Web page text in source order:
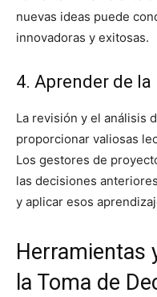
nuevas ideas puede
innovadoras y exitosas.
4. Aprender de
La revisión y el análisis
proporcionar valiosas
Los gestores de
las decisiones
y aplicar esos
Herramientas
la Toma de